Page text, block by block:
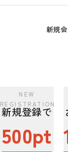
新規
新規登録で
500pt